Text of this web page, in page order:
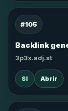
#105
Backlink
3p3x.adj.st
SI Abrir